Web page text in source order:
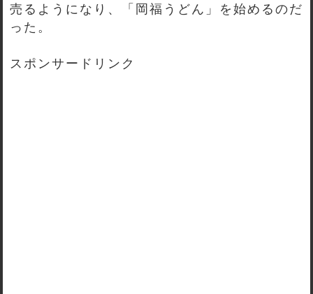
売るようになり、「岡福うどん」を始めるのだ
った。
スポンサードリンク